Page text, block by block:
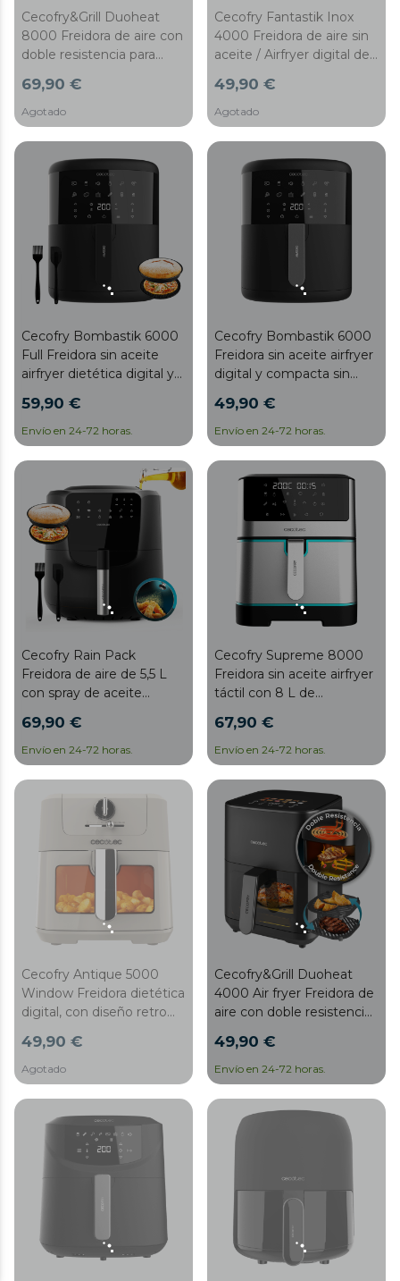
Cecofry&Grill Duoheat
8000 Freidora de aire con
doble resistencia para
de parrilla en carnes,
capacidad de 8 litros y
potencia de 2200 W para
platos saludables.
69,90 €
Agotado
Cecofry Fantastik Inox
4000 Freidora de aire sin
aceite / Airfryer digital de
y diseño con acabados en
acero inoxidable.
49,90 €
Agotado
Cecofry Bombastik 6000
Full Freidora sin aceite
airfryer dietética digital y
L de capacidad, con pack
de accesorios y
tecnología PerfectCook.
59,90 €
Envío en 24-72 horas.
Cecofry Bombastik 6000
Freidora sin aceite airfryer
digital y compacta sin
capacidad, con tecnología
PerfectCook.
49,90 €
Envío en 24-72 horas.
Cecofry Rain Pack
Freidora de aire de 5,5 L
con spray de aceite
automática y manual con
7 niveles. Incluye
accesorios, 1550 W, panel
multifunción, termostato
regulable, función de
autolimpieza, 8 menús
preconfigurados y rejilla
de seguridad.
69,90 €
Envío en 24-72 horas.
Cecofry Supreme 8000
Freidora sin aceite airfryer
táctil con 8 L de
PerfectCook.
67,90 €
Envío en 24-72 horas.
Cecofry Antique 5000
Window Freidora dietética
digital, con diseño retro
cocinado de 5L y con
tecnología PerfectCook.
49,90 €
Agotado
Cecofry&Grill Duoheat
4000 Air fryer Freidora de
aire con doble resistencia
sabor de parrilla en carnes,
capacidad de 4 litros y
potencia de 1900 W para
49,90 €
Envío en 24-72 horas.